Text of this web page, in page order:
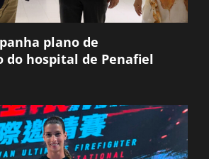
plano de
do hospital de Penafiel